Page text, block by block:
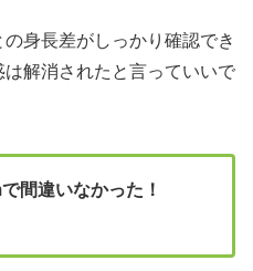
身長差がしっかり確認でき
解消されたと言っていいで
間違いなかった！